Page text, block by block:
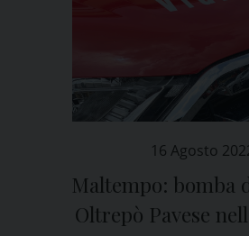
16 Agosto
Maltempo: bomba
Oltrepò Pavese